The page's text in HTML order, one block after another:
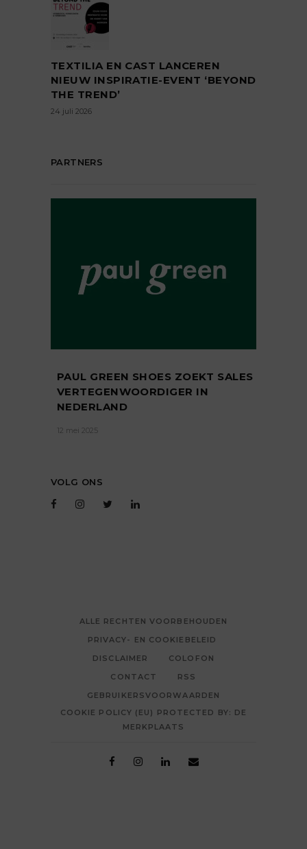
TEXTILIA EN CAST LANCEREN
NIEUW INSPIRATIE-EVENT ‘BEYOND
THE TREND’
24 juli 2026
PARTNERS
PAUL GREEN SHOES ZOEKT SALES
VERTEGENWOORDIGER IN
NEDERLAND
12 mei 2025
VOLG ONS
ALLE RECHTEN VOORBEHOUDEN
PRIVACY- EN COOKIEBELEID
DISCLAIMER
COLOFON
CONTACT
RSS
GEBRUIKERSVOORWAARDEN
COOKIE POLICY (EU) PROTECTED BY: DE
MERKPLAATS